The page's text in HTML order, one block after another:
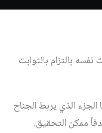
بالتزام بالثوابت
الذي يربط الجناح
ممكن التحقيق.